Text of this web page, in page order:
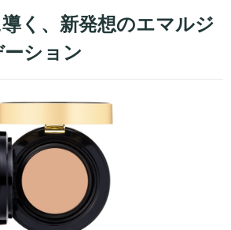
く、新発想のエマルジ
ション